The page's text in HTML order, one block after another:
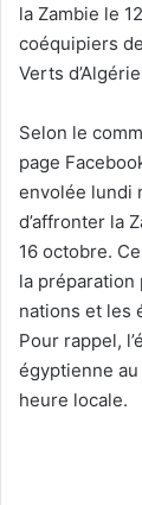
la Zambie le
coéquipiers
Verts
Selon le
page
envolée lundi
d’affronter la
16 octobre.
la préparation
nations et les
Pour rappel,
égyptienne
heure locale.